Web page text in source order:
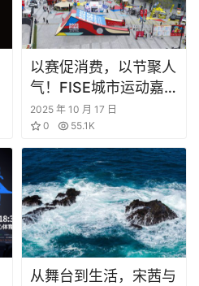
以赛促消费，以节聚人
气！FISE城市运动嘉
年华10.16西岸盛大启
幕
2025 年 10 月 17 日
0
55.1K
从舞台到生活，宋茜与